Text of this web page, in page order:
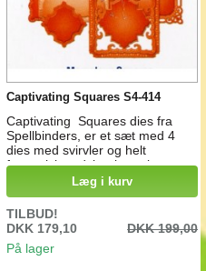
Captivating Squares S4-414
Captivating Squares dies fra
Spellbinders, er et sæt med 4
dies med svirvler og helt
fantastiske udskæringer i
kanterne, de kan mixes og
matches i lagringer på skrå og
lige oven på hinanden . Til
udstansning og prægning i
stansemaskiner Mål: fra 5,3 cm
til 10,2 cm
Læg i kurv
TILBUD!
DKK 179,10
DKK 199,00
På lager